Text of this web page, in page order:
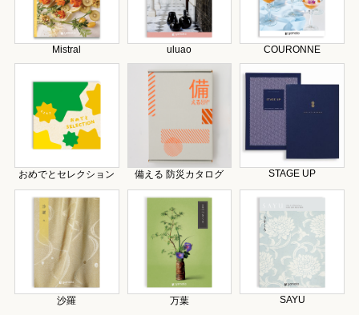
Mistral uluao COURONNE
おめでとセレクション 備える 防災カタログ STAGE UP
沙羅 万葉 SAYU